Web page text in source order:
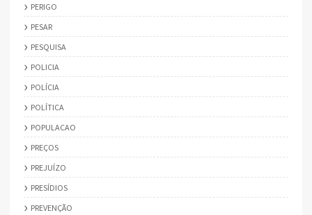
PERIGO
PESAR
PESQUISA
POLICIA
POLÍCIA
POLÍTICA
POPULACAO
PREÇOS
PREJUÍZO
PRESÍDIOS
PREVENÇÃO